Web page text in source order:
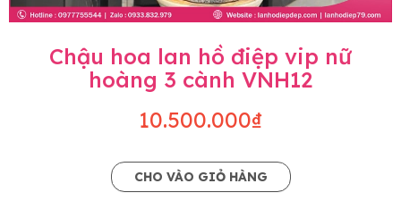
Chậu hoa lan hồ điệp vip nữ
hoàng 3 cành VNH12
10.500.000₫
CHO VÀO GIỎ HÀNG